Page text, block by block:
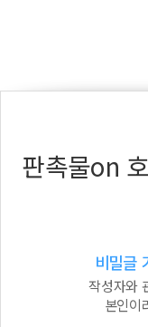
판촉물on
비밀글
작성자와
본인이